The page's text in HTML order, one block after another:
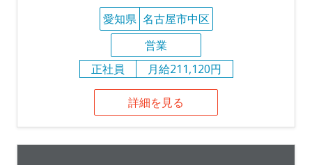
愛知県 名古屋市中区
営業
正社員
月給211,120円
詳細を見る